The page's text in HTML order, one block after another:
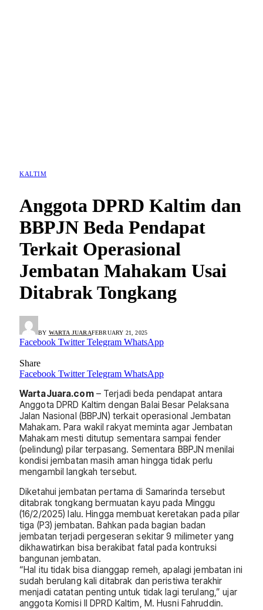
KALTIM
Anggota DPRD Kaltim dan
BBPJN Beda Pendapat
Terkait Operasional
Jembatan Mahakam Usai
Ditabrak Tongkang
BY WARTA JUARAFEBRUARY 21, 2025
Facebook Twitter Telegram WhatsApp
Share
Facebook Twitter Telegram WhatsApp
WartaJuara.com– Terjadi beda pendapat antara
Anggota DPRD Kaltim dengan Balai Besar Pelaksana
Jalan Nasional (BBPJN) terkait operasional Jembatan
Mahakam. Para wakil rakyat meminta agar Jembatan
Mahakam mesti ditutup sementara sampai fender
(pelindung) pilar terpasang. Sementara BBPJN menilai
kondisi jembatan masih aman hingga tidak perlu
mengambil langkah tersebut.
Diketahui jembatan pertama di Samarinda tersebut
ditabrak tongkang bermuatan kayu pada Minggu
(16/2/2025) lalu. Hingga membuat keretakan pada pilar
tiga (P3) jembatan. Bahkan pada bagian badan
jembatan terjadi pergeseran sekitar 9 milimeter yang
dikhawatirkan bisa berakibat fatal pada kontruksi
bangunan jembatan.
“Hal itu tidak bisa dianggap remeh, apalagi jembatan ini
sudah berulang kali ditabrak dan peristiwa terakhir
menjadi catatan penting untuk tidak lagi terulang,” ujar
anggota Komisi II DPRD Kaltim, M. Husni Fahruddin.